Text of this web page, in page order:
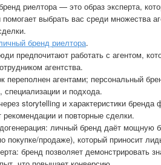
риелтора — это образ эксперта,
выбрать вас среди множества
бренд риелтора.
предпочитают работать с агентом,
агентства.
агентами; персональный
специализации и подхода.
storytelling и характеристики бренда
и повторные сделки.
личный бренд даёт мощную
покупке/продаже), который приносит
бренд позволяет демонстрировать